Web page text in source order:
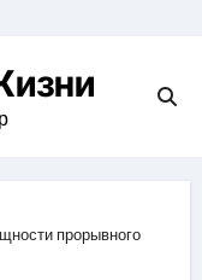
прорывного